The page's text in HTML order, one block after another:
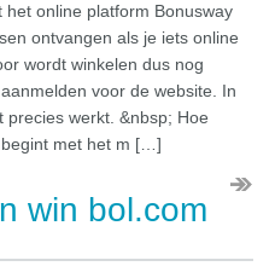
het online platform Bonusway
ontvangen als je iets online
wordt winkelen dus nog
voor de website. In
werkt. &nbsp; Hoe
met het m […]
win bol.com